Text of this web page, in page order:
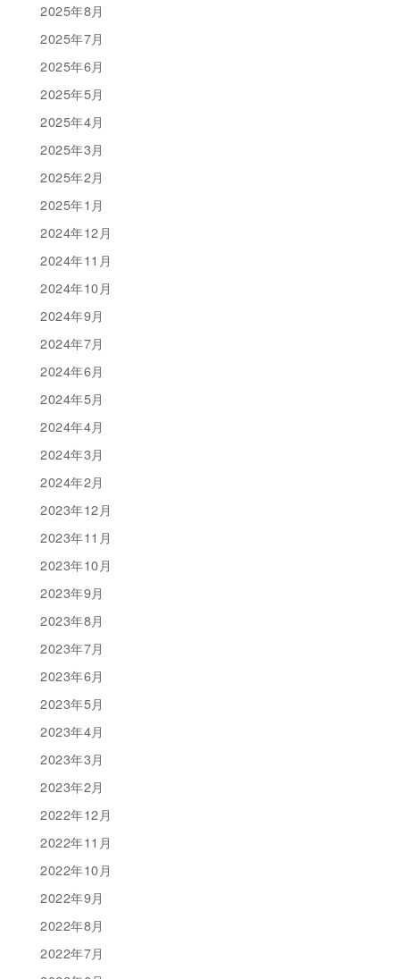
2025年8月
2025年7月
2025年6月
2025年5月
2025年4月
2025年3月
2025年2月
2025年1月
2024年12月
2024年11月
2024年10月
2024年9月
2024年7月
2024年6月
2024年5月
2024年4月
2024年3月
2024年2月
2023年12月
2023年11月
2023年10月
2023年9月
2023年8月
2023年7月
2023年6月
2023年5月
2023年4月
2023年3月
2023年2月
2022年12月
2022年11月
2022年10月
2022年9月
2022年8月
2022年7月